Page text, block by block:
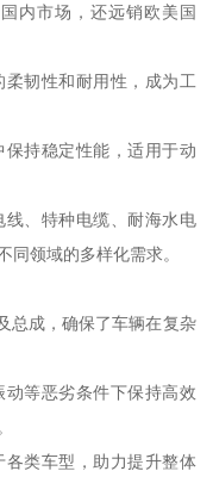
内市场，还远销欧美国
韧性和耐用性，成为工
持稳定性能，适用于动
、特种电缆、耐海水电
同领域的多样化需求。
总成，确保了车辆在复杂
等恶劣条件下保持高效
类车型，助力提升整体